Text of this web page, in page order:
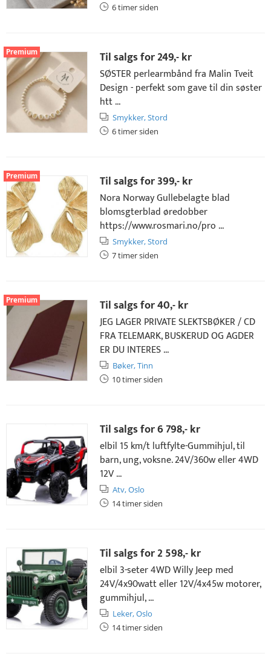
6 timer siden
Premium Til salgs for249,- kr
SØSTER perlearmbånd fra Malin Tveit
Design - perfekt som gave til din søster
htt ...
Smykker,Stord
6 timer siden
Premium Til salgs for399,- kr
Nora Norway Gullebelagte blad
blomsgterblad øredobber
https://www.rosmari.no/pro ...
Smykker,Stord
7 timer siden
Premium Til salgs for40,- kr
JEG LAGER PRIVATE SLEKTSBØKER / CD
FRA TELEMARK, BUSKERUD OG AGDER
ER DU INTERES ...
Bøker,Tinn
10 timer siden
Til salgs for6 798,- kr
elbil 15 km/t luftfylte-Gummihjul, til
barn, ung, voksne. 24V/360w eller 4WD
12V ...
Atv,Oslo
14 timer siden
Til salgs for2 598,- kr
elbil 3-seter 4WD Willy Jeep med
24V/4x90watt eller 12V/4x45w motorer,
gummihjul, ...
Leker,Oslo
14 timer siden